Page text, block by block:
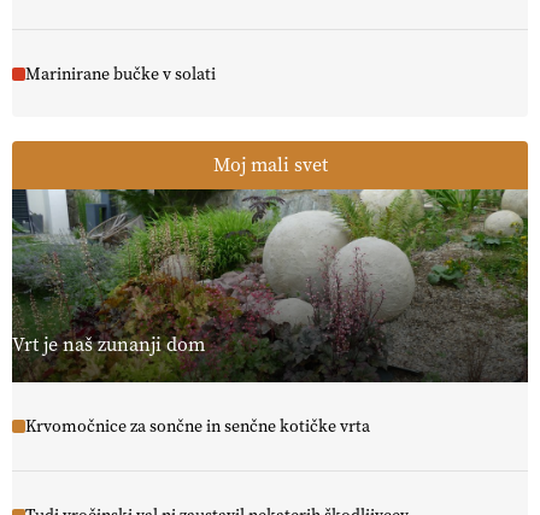
Marinirane bučke v solati
Moj mali svet
Vrt je naš zunanji dom
Krvomočnice za sončne in senčne kotičke vrta